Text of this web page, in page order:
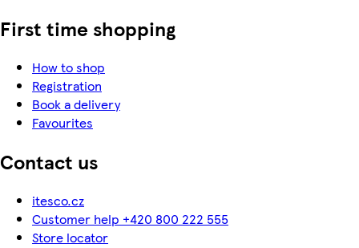
First time shopping
How to shop
Registration
Book a delivery
Favourites
Contact us
itesco.cz
Customer help +420 800 222 555
Store locator